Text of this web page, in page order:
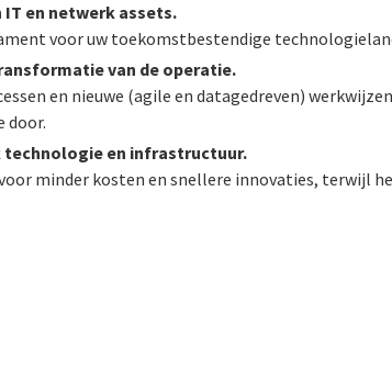
en netwerk assets.
voor uw toekomstbestendige
van de operatie.
en nieuwe (agile en datagedreven)
door.
en infrastructuur.
minder kosten en snellere innovaties, terwijl